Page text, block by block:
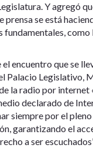
Y agregó
prensa se está
fundamentales,
encuentro que se
Palacio Legislativo,
la radio por internet
declarado de
siempre por el
garantizando el
a ser